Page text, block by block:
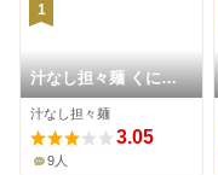
1
汁なし担々麺 くにま
つ 三次店
汁なし担々麺
3.05
9人